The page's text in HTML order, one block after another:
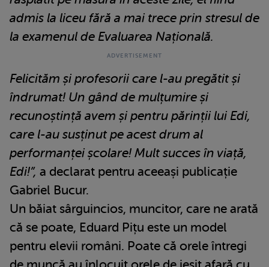
admis la liceu fără a mai trece prin stresul de
la examenul de Evaluarea Națională.
Felicităm și profesorii care l-au pregătit și
îndrumat! Un gând de mulțumire și
recunoștință avem și pentru părinții lui Edi,
care l-au susținut pe acest drum al
performanței școlare! Mult succes în viață,
Edi!”, a declarat pentru aceeași publicație
Gabriel Bucur.
Un băiat sârguincios, muncitor, care ne arată
că se poate, Eduard Pițu este un model
pentru elevii români. Poate că orele întregi